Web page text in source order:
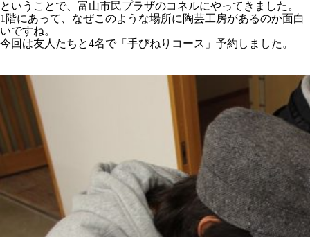
ということで、富山市民プラザのコネルにやってきました。
1階にあって、なぜこのような場所に陶芸工房があるのか面白
いですね。
今回は友人たちと4名で「手びねりコース」予約しました。